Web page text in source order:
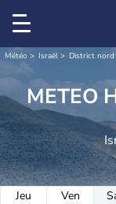
Météo Israël District nord
METEO
Jeu
Ven